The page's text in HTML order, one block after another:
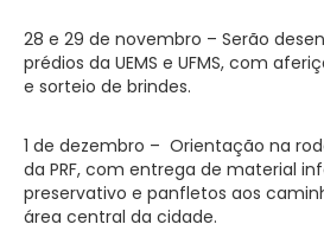
28 e 29 de novembro – Serão
prédios da UEMS e UFMS, com
e sorteio de brindes.
1 de dezembro – Orientação na
da PRF, com entrega de material
preservativo e panfletos aos
área central da cidade.